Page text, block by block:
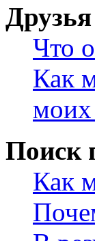
Что
Как
моих
Поиск
Как